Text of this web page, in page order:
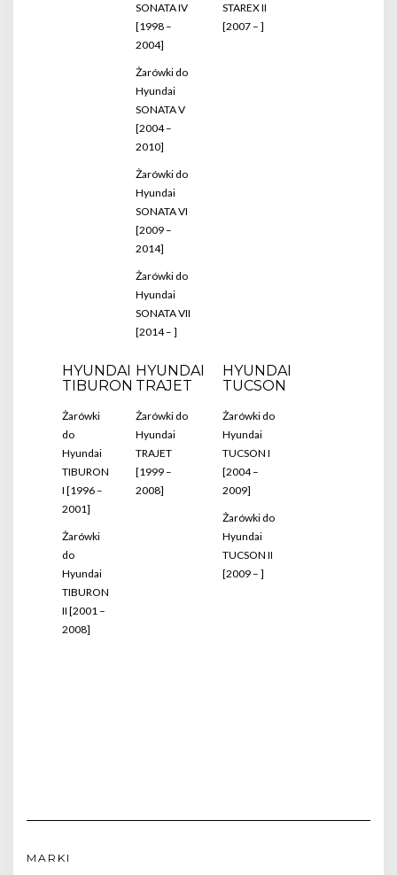
SONATA IV
[1998 –
2004]
Żarówki do
Hyundai
SONATA V
[2004 –
2010]
Żarówki do
Hyundai
SONATA VI
[2009 –
2014]
Żarówki do
Hyundai
SONATA VII
[2014 – ]
STAREX II
[2007 – ]
HYUNDAI
TIBURON
Żarówki
do
Hyundai
TIBURON
I [1996 –
2001]
Żarówki
do
Hyundai
TIBURON
II [2001 –
2008]
HYUNDAI
TRAJET
Żarówki do
Hyundai
TRAJET
[1999 –
2008]
HYUNDAI
TUCSON
Żarówki do
Hyundai
TUCSON I
[2004 –
2009]
Żarówki do
Hyundai
TUCSON II
[2009 – ]
MARKI